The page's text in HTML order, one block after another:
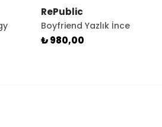
RePublic
Boyfriend Yazlık İnce
Lacivert Jean - Kot
Pantolon
₺ 980,00